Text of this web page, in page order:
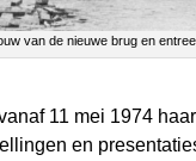
van de nieuwe brug en
11 mei 1974
en